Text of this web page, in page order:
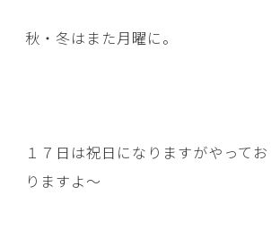
秋・冬はまた月曜に。
１７日は祝日になりますがやって
りますよ～